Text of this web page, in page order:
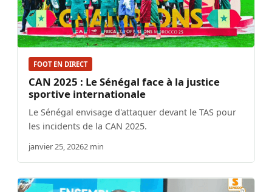
FOOT EN DIRECT
CAN 2025 : Le Sénégal face à la justice
sportive internationale
Le Sénégal envisage d'attaquer devant le TAS pour
les incidents de la CAN 2025.
janvier 25, 20262 min